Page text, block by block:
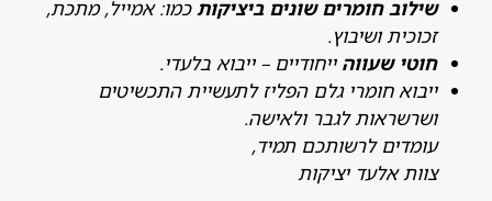
חומרים שונים ביציקותכמו: אמייל, מתכת,
ושיבוץ.
שעווה ייחודיים – ייבוא בלעדי.
חומרי גלם הפליז לתעשיית התכשיטים
לגבר ולאישה.
לרשותכם תמיד,
אלעד יציקות